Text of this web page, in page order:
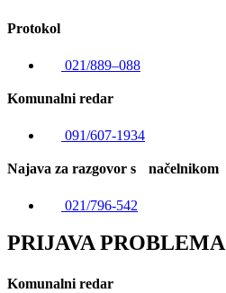
Protokol
021/889–088
Komunalni redar
091/607-1934
Najava za razgovor s načelnikom
021/796-542
PRIJAVA PROBLEMA
Komunalni redar